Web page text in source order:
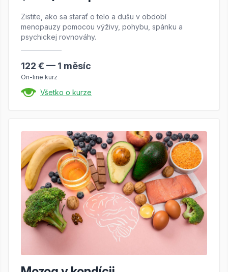
Zistite, ako sa starať o telo a dušu v období
menopauzy pomocou výživy, pohybu, spánku a
psychickej rovnováhy.
122 € — 1 měsíc
On-line kurz
Všetko o kurze